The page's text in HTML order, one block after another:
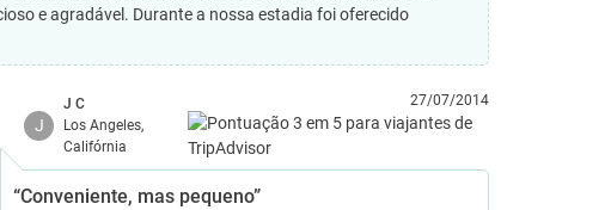
e agradável. Durante a nossa estadia foi oferecido
J
J C
Los Angeles,
Califórnia
27/07/2014
“Conveniente, mas pequeno”